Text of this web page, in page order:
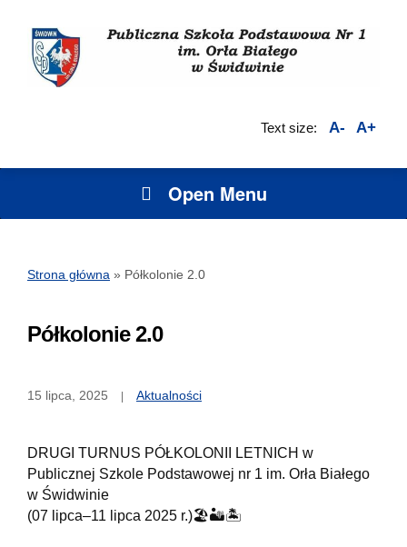
Text size: A- A+
Open Menu
Strona główna » Półkolonie 2.0
Półkolonie 2.0
15 lipca, 2025 Aktualności
DRUGI TURNUS PÓŁKOLONII LETNICH w
Publicznej Szkole Podstawowej nr 1 im. Orła Białego
w Świdwinie
(07 lipca–11 lipca 2025 r.)🏖🏜🏝